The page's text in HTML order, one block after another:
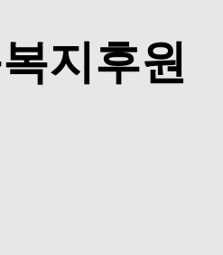
지후원